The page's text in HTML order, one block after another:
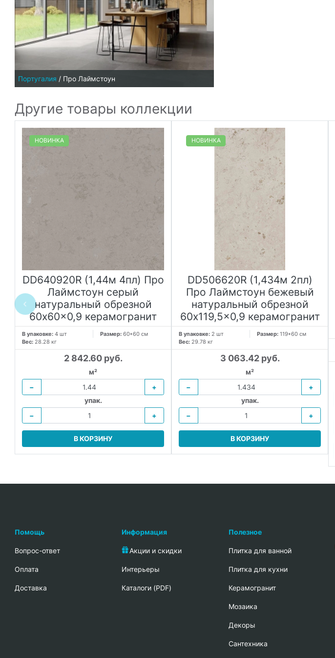
Португалия / Про Лаймстоун
Другие товары коллекции
НОВИНКА
DD640920R (1,44м 4пл) Про
Лаймстоун серый
натуральный обрезной
60x60x0,9 керамогранит
В упаковке: 4 шт Размер: 60*60 см
Вес: 28.28 кг
2 842.60 руб.
м²
−
+
упак.
−
+
В КОРЗИНУ
НОВИНКА
DD506620R (1,434м 2пл)
Про Лаймстоун бежевый
натуральный обрезной
60x119,5x0,9 керамогранит
В упаковке: 2 шт Размер: 119*60 см
Вес: 29.78 кг
3 063.42 руб.
м²
−
+
упак.
−
+
В КОРЗИНУ
Помощь
Вопрос-ответ
Oплата
Доставка
Информация
Акции и скидки
Интерьеры
Каталоги (PDF)
Полезное
Плитка для ванной
Плитка для кухни
Керамогранит
Мозаика
Декоры
Сантехника